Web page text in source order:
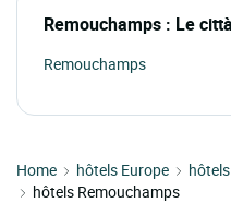
Remouchamps : Le città
Remouchamps
Home hôtels Europe
hôtels Remouchamps